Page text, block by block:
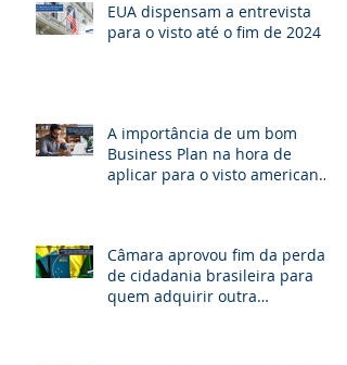
EUA dispensam a entrevista
para o visto até o fim de 2024
A importância de um bom
Business Plan na hora de
aplicar para o visto americano
Câmara aprovou fim da perda
de cidadania brasileira para
quem adquirir outra